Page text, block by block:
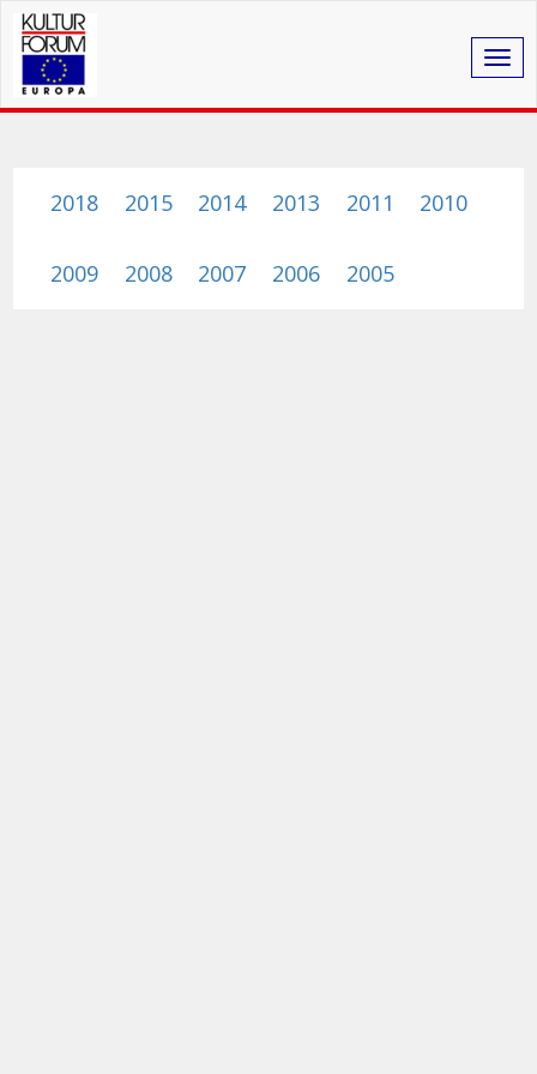
2018 2015 2014 2013 2011 2010
2009 2008 2007 2006 2005